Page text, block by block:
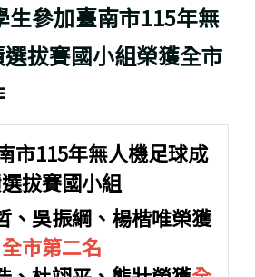
生參加臺南市115年無
拔賽國小組榮獲全市
市115年無人機足球成
拔賽國小組
、吳振綱、楊楷唯榮獲
全市第二名